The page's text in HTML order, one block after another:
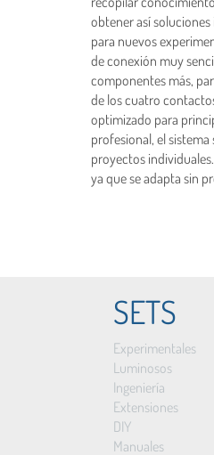
obtener así
para nuevos
de conexión muy
componentes más,
de los cuatro
optimizado para
profesional, el
proyectos
ya que se adapta sin
SETS
Experimentales
Luminosos
Ingeniería
Extensiones
DIY
Manuales